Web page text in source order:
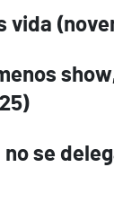
vida
no se